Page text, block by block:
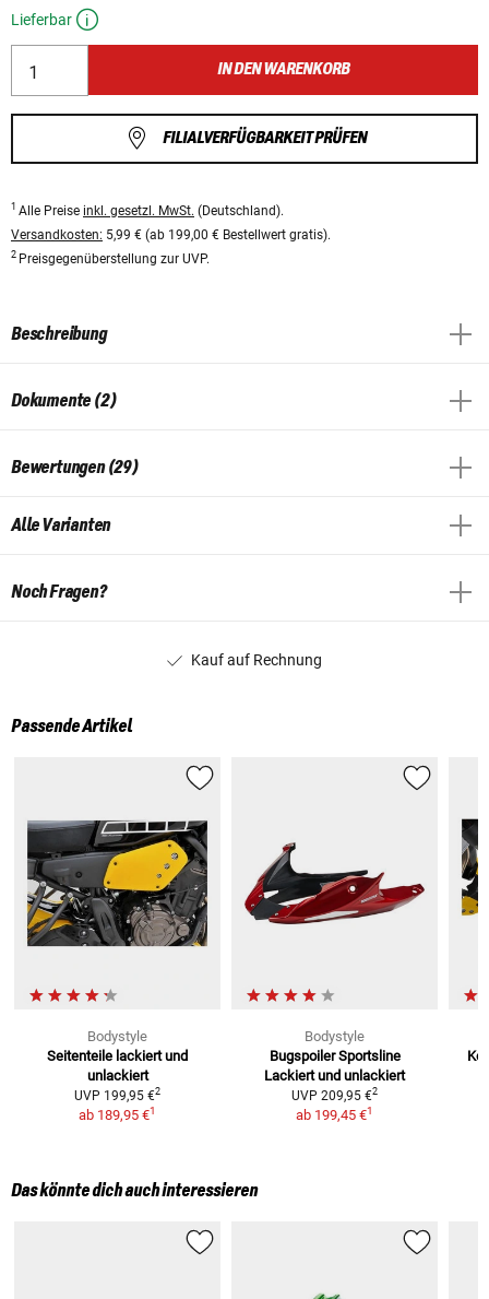
Lieferbar
IN DEN WARENKORB
FILIALVERFÜGBARKEIT PRÜFEN
1 Alle Preise inkl. gesetzl. MwSt. (Deutschland).
Versandkosten: 5,99 € (ab 199,00 € Bestellwert gratis).
2 Preisgegenüberstellung zur UVP.
Beschreibung
Dokumente (2)
Bewertungen (29)
Alle Varianten
Noch Fragen?
Kauf auf Rechnung
Passende Artikel
Bodystyle
Seitenteile lackiert und
unlackiert
UVP 199,95 €2
ab 189,95 €1
Bodystyle
Bugspoiler Sportsline
Lackiert und unlackiert
UVP 209,95 €2
ab 199,45 €1
Das könnte dich auch interessieren